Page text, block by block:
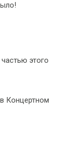
этого
Концертном